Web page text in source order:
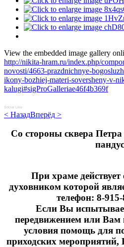
View the embedded image gallery
http://nikita-hram.ru/index.php/
novosti/4663-prazdnichnye-
ikony-bozhiej-materi-soversheny-v-
kalugi#sigProGalleriae46f4b369f
Social Like
< НазадВперёд >
Cо стороны сквера
При храме
духовником которой
телефон: 8-
Если Вы
передвижением или Вам
условия помощь для
приходских